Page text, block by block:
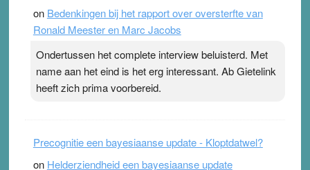
on Bedenkingen bij het rapport over oversterfte van
Ronald Meester en Marc Jacobs
Ondertussen het complete interview beluisterd. Met
name aan het eind is het erg interessant. Ab Gietelink
heeft zich prima voorbereid.
Precognitie een bayesiaanse update - Kloptdatwel?
on Helderziendheid een bayesiaanse update